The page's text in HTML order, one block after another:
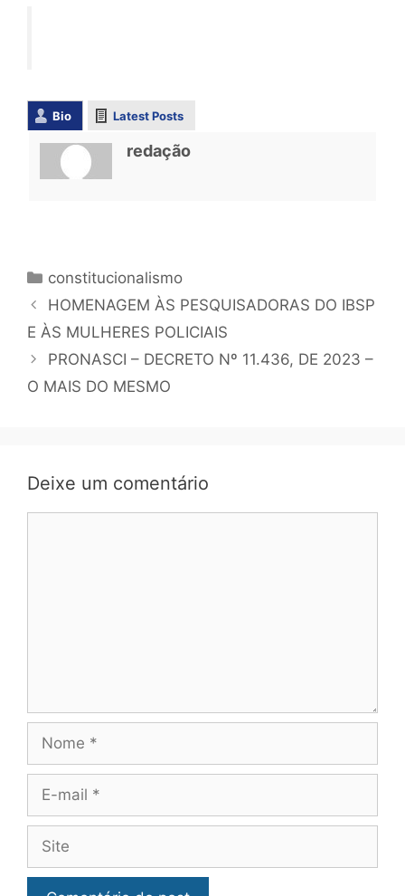
Bio Latest Posts
redação
constitucionalismo
HOMENAGEM ÀS PESQUISADORAS DO IBSP
E ÀS MULHERES POLICIAIS
PRONASCI – DECRETO Nº 11.436, DE 2023 –
O MAIS DO MESMO
Deixe um comentário